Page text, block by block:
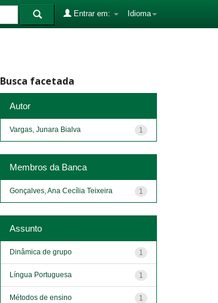
Idioma
Entrar em:
Busca facetada
Autor
1
Vargas, Junara Bialva
Membros da Banca
1
Gonçalves, Ana Cecília Teixeira
Assunto
1
Dinâmica de grupo
1
Língua Portuguesa
1
Métodos de ensino